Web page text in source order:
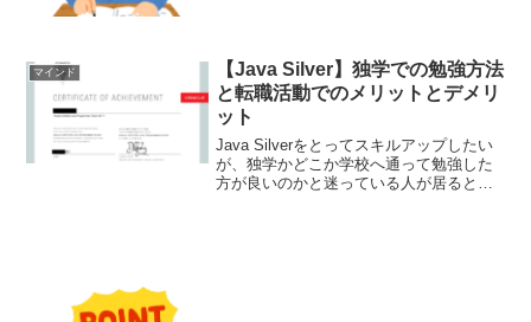
となります。独学は、万...
マインド
【Java Silver】独学での勉強方法
と転職活動でのメリットとデメリ
ット
Java Silverをとってスキルアップしたい
が、独学かどこか学校へ通って勉強した
方が良いのかと迷っている人が居ると思